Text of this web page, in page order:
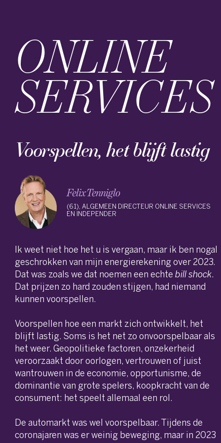
ONLINE
SERVICES
Voorspellen, het blijft lastig
Felix Tenniglo
(61), ALGEMEEN DIRECTEUR ONLINE SERVICES
EN INDEPENDER
Ik weet niet hoe het u is vergaan, maar ik ben nogal
geschrokken van mijn energie­rekening over 2023.
Dat was zoals we dat noemen een echte bill shock.
Dat prijzen zo hard zouden stijgen, had niemand
kunnen voorspellen.
Voorspellen hoe een markt zich ontwikkelt, het
blijft lastig. Soms is het net zo onvoorspelbaar als
het weer. Geopolitieke factoren, onzekerheid
veroorzaakt door oorlogen, vertrouwen of juist
wantrouwen in de economie, opportunisme, de
dominantie van grote spelers, koopkracht van de
consument: het speelt allemaal een rol.
De automarkt was wel voorspelbaar. Tijdens de
coronajaren was er weinig beweging, maar in 2023